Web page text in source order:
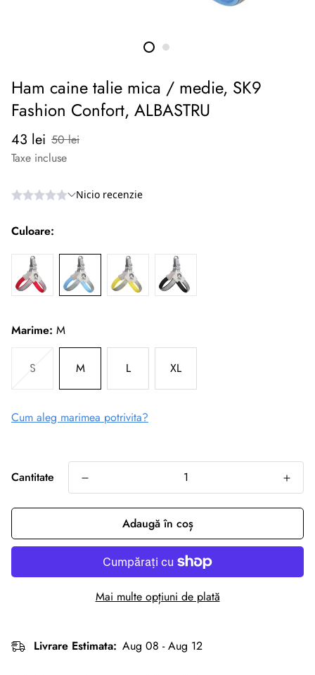
Ham caine talie mica / medie, SK9
Fashion Confort, ALBASTRU
Preț
redus
43 lei
Preț
normal
50 lei
Taxe incluse
Culoare:
Marime: M
S M L XL
Cum aleg marimea potrivita?
Cantitate
Adaugă în coș
Mai multe opțiuni de plată
Livrare Estimata: Aug 08 - Aug 12